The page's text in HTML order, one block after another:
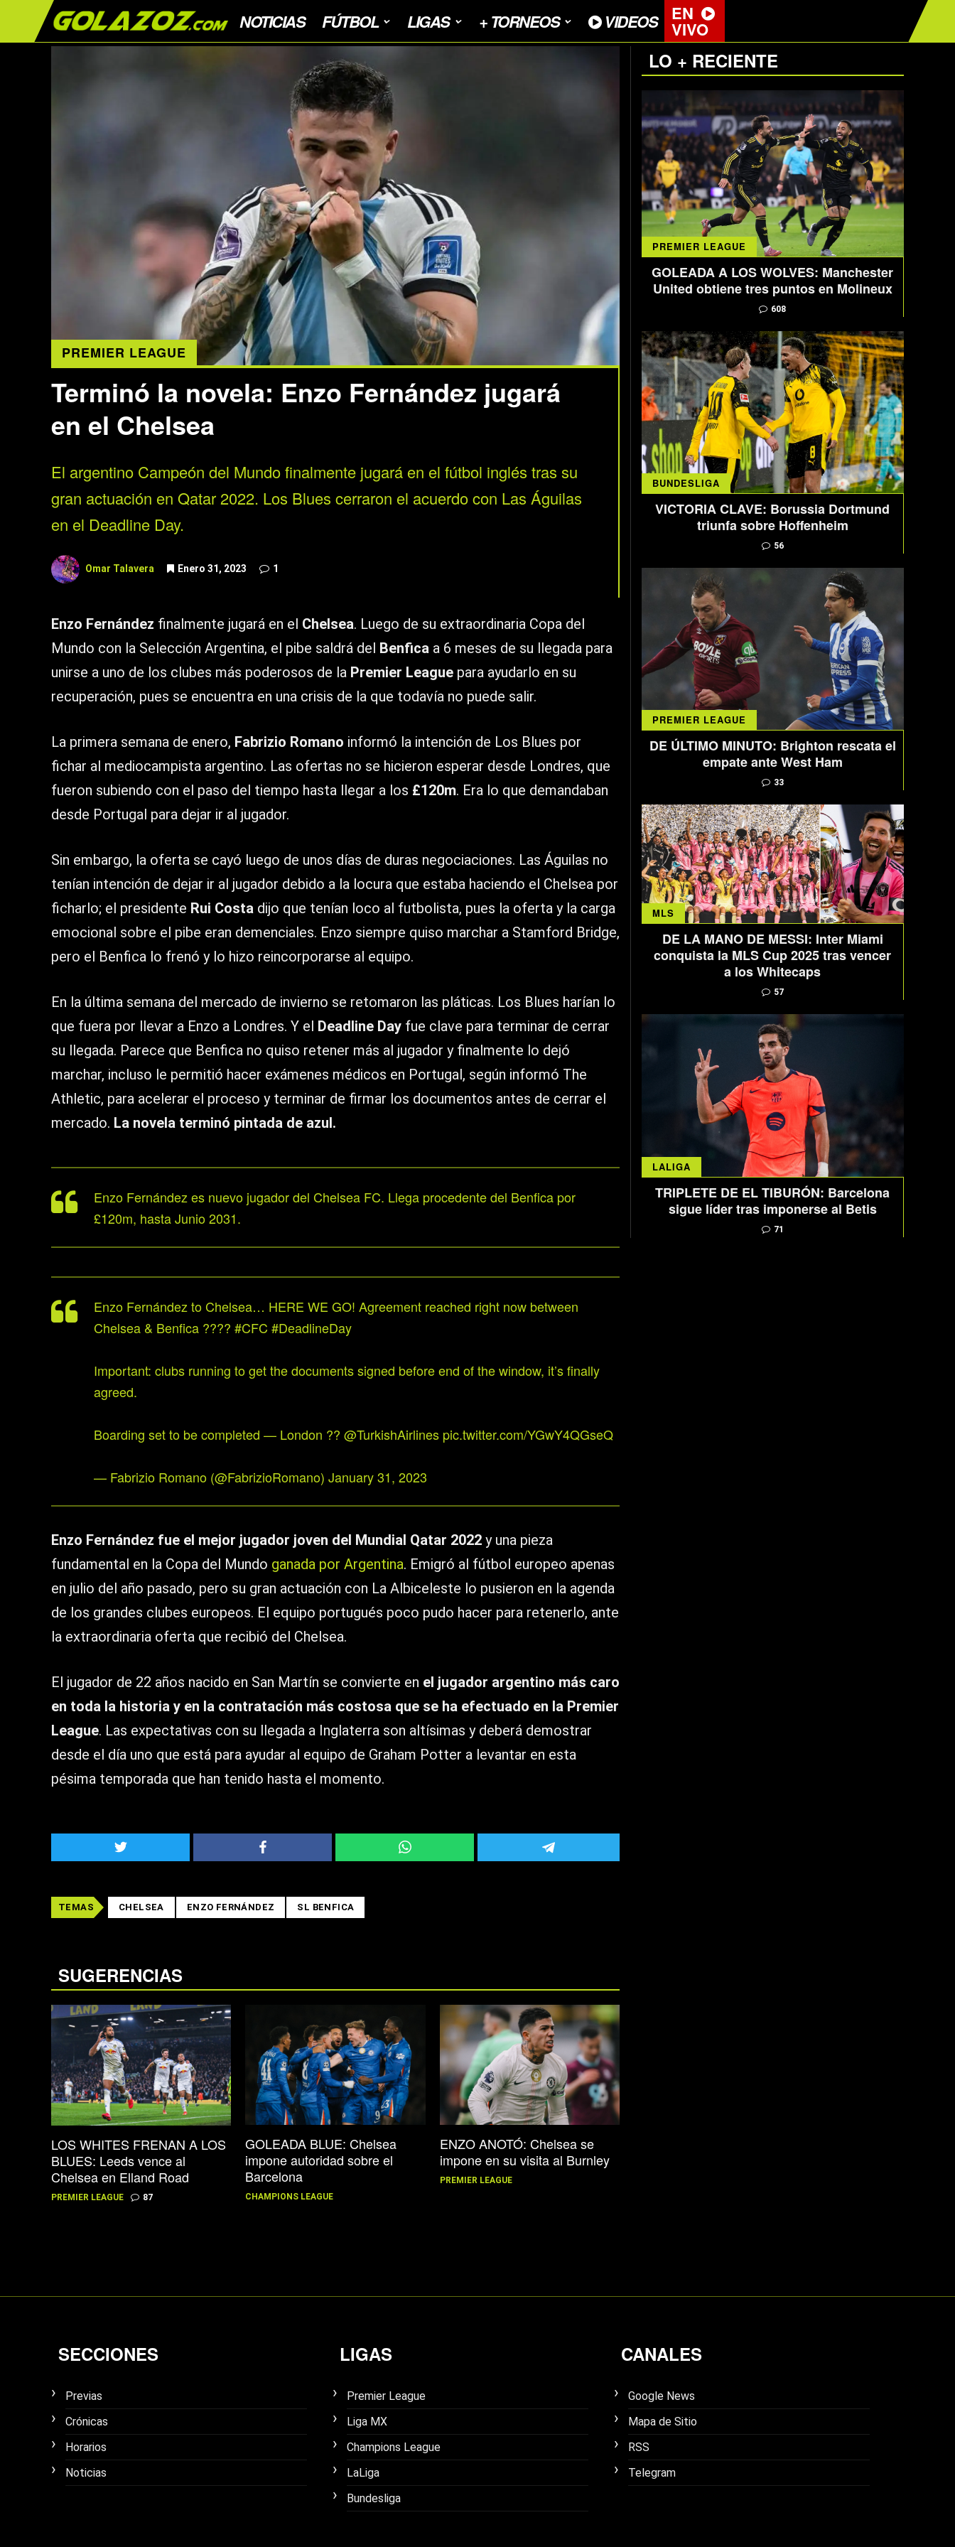
NOTICIAS FÚTBOL LIGAS + TORNEOS VIDEOS EN
VIVO
PREMIER LEAGUE
Terminó la novela: Enzo Fernández jugará
en el Chelsea
El argentino Campeón del Mundo finalmente jugará en el fútbol inglés tras su
gran actuación en Qatar 2022. Los Blues cerraron el acuerdo con Las Águilas
en el Deadline Day.
Omar Talavera Enero 31, 2023 1
Enzo Fernández finalmente jugará en el Chelsea. Luego de su extraordinaria Copa del
Mundo con la Selección Argentina, el pibe saldrá del Benfica a 6 meses de su llegada para
unirse a uno de los clubes más poderosos de la Premier League para ayudarlo en su
recuperación, pues se encuentra en una crisis de la que todavía no puede salir.
La primera semana de enero, Fabrizio Romano informó la intención de Los Blues por
fichar al mediocampista argentino. Las ofertas no se hicieron esperar desde Londres, que
fueron subiendo con el paso del tiempo hasta llegar a los £120m. Era lo que demandaban
desde Portugal para dejar ir al jugador.
Sin embargo, la oferta se cayó luego de unos días de duras negociaciones. Las Águilas no
tenían intención de dejar ir al jugador debido a la locura que estaba haciendo el Chelsea por
ficharlo; el presidente Rui Costa dijo que tenían loco al futbolista, pues la oferta y la carga
emocional sobre el pibe eran demenciales. Enzo siempre quiso marchar a Stamford Bridge,
pero el Benfica lo frenó y lo hizo reincorporarse al equipo.
En la última semana del mercado de invierno se retomaron las pláticas. Los Blues harían lo
que fuera por llevar a Enzo a Londres. Y el Deadline Day fue clave para terminar de cerrar
su llegada. Parece que Benfica no quiso retener más al jugador y finalmente lo dejó
marchar, incluso le permitió hacer exámenes médicos en Portugal, según informó The
Athletic, para acelerar el proceso y terminar de firmar los documentos antes de cerrar el
mercado. La novela terminó pintada de azul.
Enzo Fernández es nuevo jugador del Chelsea FC. Llega procedente del Benfica por
£120m, hasta Junio 2031.
Enzo Fernández to Chelsea… HERE WE GO! Agreement reached right now between
Chelsea & Benfica ???? #CFC #DeadlineDay
Important: clubs running to get the documents signed before end of the window, it’s finally
agreed.
Boarding set to be completed — London ?? @TurkishAirlines pic.twitter.com/YGwY4QGseQ
— Fabrizio Romano (@FabrizioRomano) January 31, 2023
Enzo Fernández fue el mejor jugador joven del Mundial Qatar 2022 y una pieza
fundamental en la Copa del Mundo ganada por Argentina. Emigró al fútbol europeo apenas
en julio del año pasado, pero su gran actuación con La Albiceleste lo pusieron en la agenda
de los grandes clubes europeos. El equipo portugués poco pudo hacer para retenerlo, ante
la extraordinaria oferta que recibió del Chelsea.
El jugador de 22 años nacido en San Martín se convierte en el jugador argentino más caro
en toda la historia y en la contratación más costosa que se ha efectuado en la Premier
League. Las expectativas con su llegada a Inglaterra son altísimas y deberá demostrar
desde el día uno que está para ayudar al equipo de Graham Potter a levantar en esta
pésima temporada que han tenido hasta el momento.
TEMAS CHELSEA ENZO FERNÁNDEZ SL BENFICA
SUGERENCIAS
LOS WHITES FRENAN A LOS
BLUES: Leeds vence al
Chelsea en Elland Road
PREMIER LEAGUE 87
GOLEADA BLUE: Chelsea
impone autoridad sobre el
Barcelona
CHAMPIONS LEAGUE
ENZO ANOTÓ: Chelsea se
impone en su visita al Burnley
PREMIER LEAGUE
LO + RECIENTE
PREMIER LEAGUE
GOLEADA A LOS WOLVES: Manchester
United obtiene tres puntos en Molineux
608
BUNDESLIGA
VICTORIA CLAVE: Borussia Dortmund
triunfa sobre Hoffenheim
56
PREMIER LEAGUE
DE ÚLTIMO MINUTO: Brighton rescata el
empate ante West Ham
33
MLS
DE LA MANO DE MESSI: Inter Miami
conquista la MLS Cup 2025 tras vencer
a los Whitecaps
57
LALIGA
TRIPLETE DE EL TIBURÓN: Barcelona
sigue líder tras imponerse al Betis
71
SECCIONES
Previas
Crónicas
Horarios
Noticias
LIGAS
Premier League
Liga MX
Champions League
LaLiga
Bundesliga
CANALES
Google News
Mapa de Sitio
RSS
Telegram